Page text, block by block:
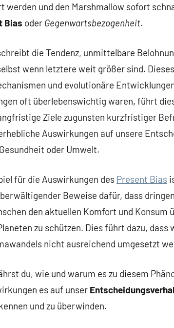
werden und den Marshmallow sofort
Bias oder Gegenwartsbezogenheit.
die Tendenz, unmittelbare
wenn letztere weit größer sind.
und evolutionäre
oft überlebenswichtig waren, führt
Ziele zugunsten kurzfristiger
Auswirkungen auf unsere
oder Umwelt.
für die Auswirkungen des Present Bias
Beweise dafür, dass
den aktuellen Komfort und Konsum
zu schützen. Dies führt dazu, dass
nicht ausreichend umgesetzt
du, wie und warum es zu diesem
es auf unser
und zu überwinden.